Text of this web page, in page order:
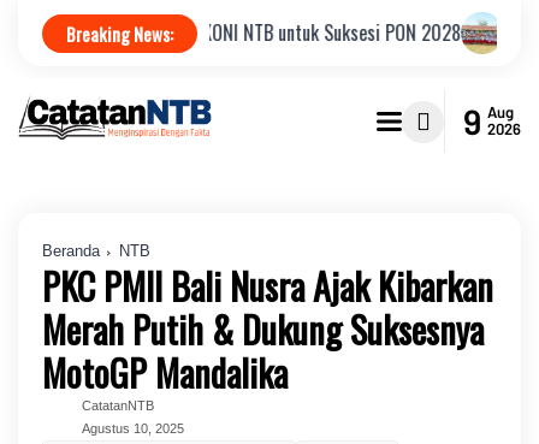
Breaking News:
Pimpin KONI NTB untuk Suksesi PON 2028 JNBA 2026, KPK
9 Aug
2026
Beranda NTB
PKC PMII Bali Nusra Ajak Kibarkan
Merah Putih & Dukung Suksesnya
MotoGP Mandalika
CatatanNTB
Agustus 10, 2025